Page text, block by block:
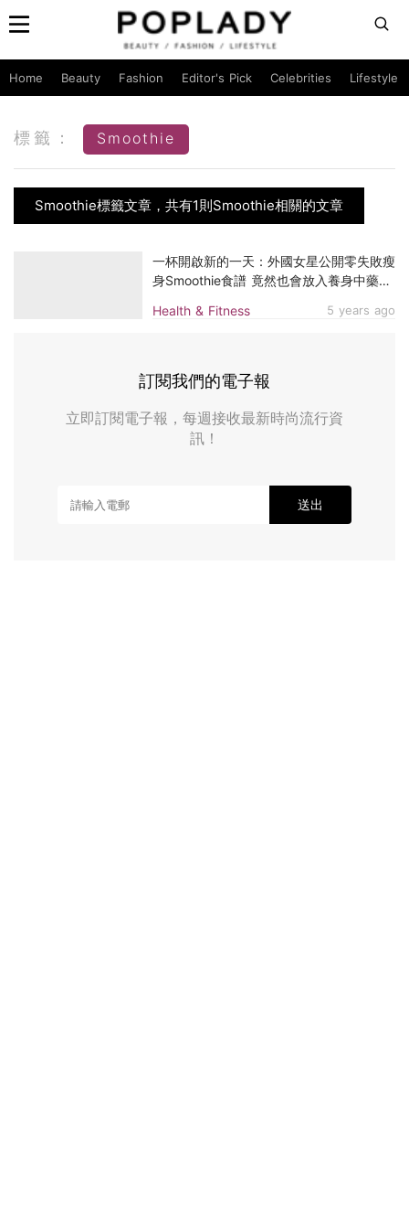
Home Beauty Fashion Editor's Pick Celebrities Lifestyle
標籤： Smoothie
Smoothie標籤文章，共有1則Smoothie相關的文章
Health & Fitness 5 years ago
一杯開啟新的一天：外國女星公開零失敗瘦
身Smoothie食譜 竟然也會放入養身中藥
訂閱我們的電子報
立即訂閱電子報，每週接收最新時尚流行資
訊！
送出